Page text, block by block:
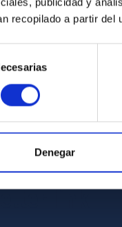
recopilado a partir del
Denegar
Environment
Severo Ochoa
IAC Friends
link